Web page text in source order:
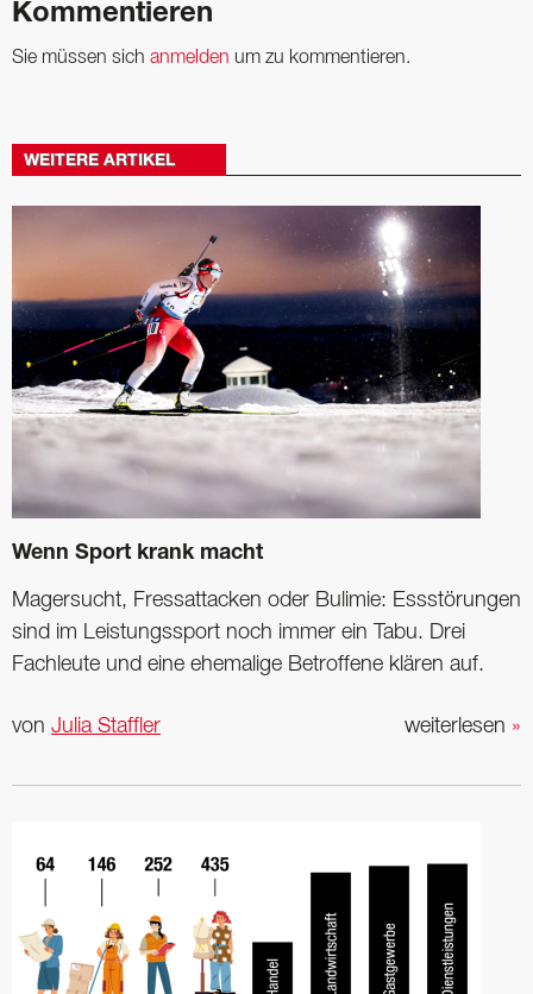
Kommentieren
Sie müssen sich anmelden um zu kommentieren.
WEITERE ARTIKEL
Wenn Sport krank macht
Magersucht, Fressattacken oder Bulimie: Essstörungen
sind im Leistungssport noch immer ein Tabu. Drei
Fachleute und eine ehemalige Betroffene klären auf.
weiterlesen »
von Julia Staffler